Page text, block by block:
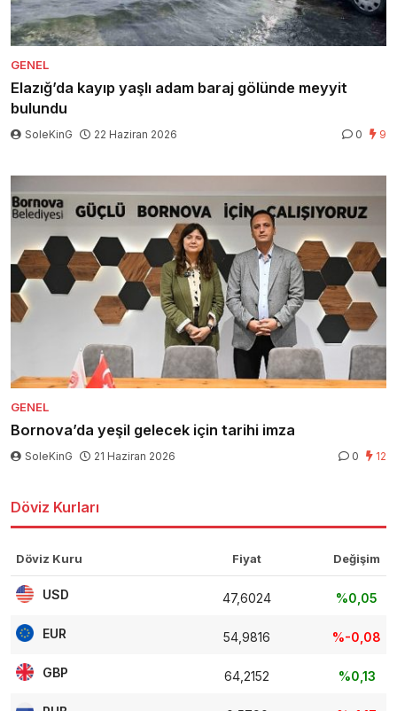
GENEL
Elazığ’da kayıp yaşlı adam baraj gölünde meyyit
bulundu
SoleKinG 22 Haziran 2026 0 9
GENEL
Bornova’da yeşil gelecek için tarihi imza
SoleKinG 21 Haziran 2026 0 12
Döviz Kurları
Döviz Kuru Fiyat Değişim
USD 47,6024 %0,05
EUR 54,9816 %-0,08
GBP 64,2152 %0,13